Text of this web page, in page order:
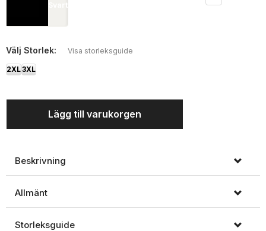
Svart
Välj Storlek: Visa storleksguide
2XL3XL
Lägg till varukorgen
Beskrivning
Allmänt
Storleksguide